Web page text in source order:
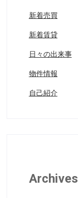
新着売買
新着賃貸
日々の出来事
物件情報
自己紹介
Archives